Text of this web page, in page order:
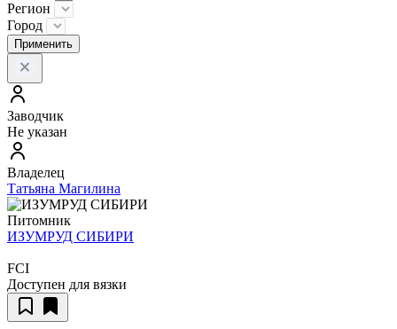
Регион
Город
Применить
Заводчик
Не указан
Владелец
Татьяна Магилина
Питомник
ИЗУМРУД СИБИРИ
FCI
Доступен для вязки